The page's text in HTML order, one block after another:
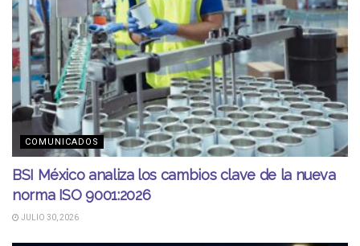
COMUNICADOS
BSI México analiza los cambios clave de la nueva
norma ISO 9001:2026
JULIO 30, 2026